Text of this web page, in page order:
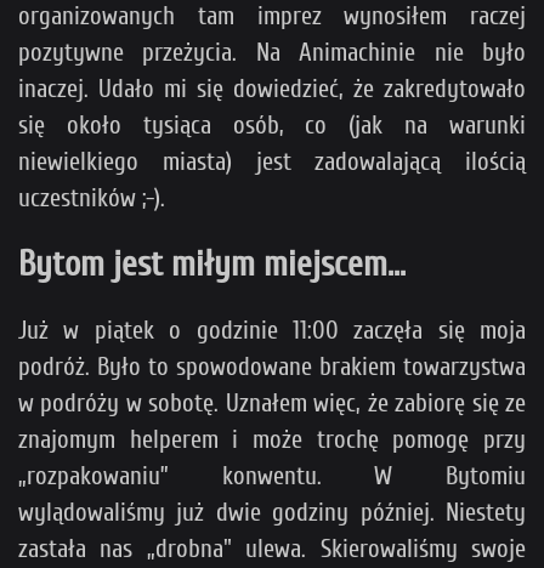
organizowanych tam imprez wynosiłem raczej
pozytywne przeżycia. Na Animachinie nie było
inaczej. Udało mi się dowiedzieć, że zakredytowało
się około tysiąca osób, co (jak na warunki
niewielkiego miasta) jest zadowalającą ilością
uczestników ;-).
Bytom jest miłym miejscem...
Już w piątek o godzinie 11:00 zaczęła się moja
podróż. Było to spowodowane brakiem towarzystwa
w podróży w sobotę. Uznałem więc, że zabiorę się ze
znajomym helperem i może trochę pomogę przy
„rozpakowaniu” konwentu. W Bytomiu
wylądowaliśmy już dwie godziny później. Niestety
zastała nas „drobna" ulewa. Skierowaliśmy swoje